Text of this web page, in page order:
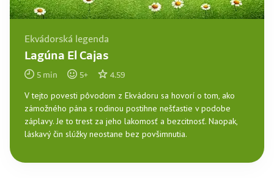
Ekvádorská legenda
Lagúna El Cajas
5 min 5+ 4.59
V tejto povesti pôvodom z Ekvádoru sa hovorí o tom, ako
zámožného pána s rodinou postihne nešťastie v podobe
záplavy. Je to trest za jeho lakomosť a bezcitnosť. Naopak,
láskavý čin slúžky neostane bez povšimnutia.